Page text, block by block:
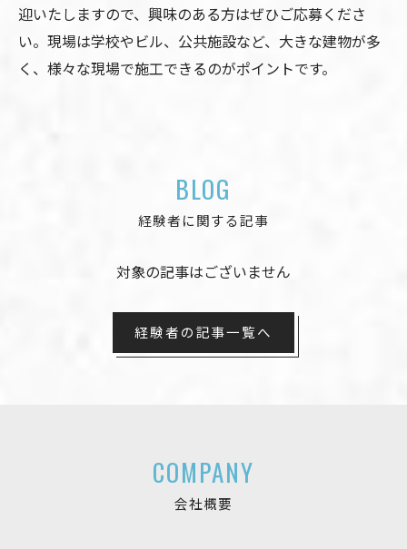
迎いたしますので、興味のある方はぜひご応募くださ
い。現場は学校やビル、公共施設など、大きな建物が多
く、様々な現場で施工できるのがポイントです。
経験者に関する記事
BLOG
対象の記事はございません
経験者の記事一覧へ
会社概要
COMPANY